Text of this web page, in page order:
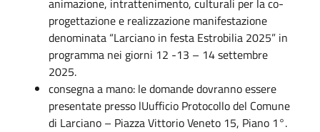
progettazione e realizzazione manifestazione
denominata “Larciano in festa Estrobilia 2025” in
programma nei giorni 12 -13 – 14 settembre
2025.
consegna a mano: le domande dovranno essere
presentate presso lUufficio Protocollo del Comune
di Larciano – Piazza Vittorio Veneto 15, Piano 1°.